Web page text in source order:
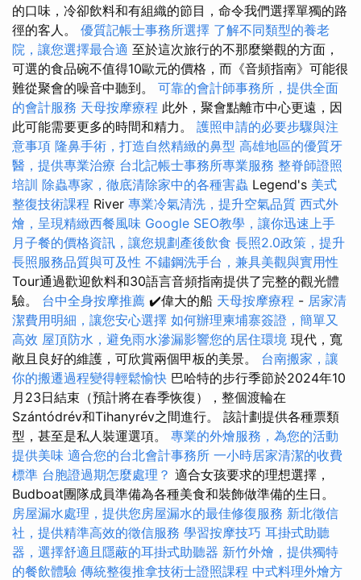
的口味，冷卻飲料和有組織的節目，命令我們選擇單獨的路
徑的客人。 優質記帳士事務所選擇 了解不同類型的養老
院，讓您選擇最合適 至於這次旅行的不那麼樂觀的方面，
可選的食品碗不值得10歐元的價格，而《音頻指南》可能很
難從聚會的噪音中聽到。 可靠的會計師事務所，提供全面
的會計服務 天母按摩療程 此外，聚會點離市中心更遠，因
此可能需要更多的時間和精力。 護照申請的必要步驟與注
意事項 隆鼻手術，打造自然精緻的鼻型 高雄地區的優質牙
醫，提供專業治療 台北記帳士事務所專業服務 整脊師證照
培訓 除蟲專家，徹底清除家中的各種害蟲 Legend's 美式
整復技術課程 River 專業冷氣清洗，提升空氣品質 西式外
燴，呈現精緻西餐風味 Google SEO教學，讓你迅速上手
月子餐的價格資訊，讓您規劃產後飲食 長照2.0政策，提升
長照服務品質與可及性 不鏽鋼洗手台，兼具美觀與實用性
Tour通過歡迎飲料和30語言音頻指南提供了完整的觀光體
驗。 台中全身按摩推薦 ✔️偉大的船 天母按摩療程 - 居家清
潔費用明細，讓您安心選擇 如何辦理柬埔寨簽證，簡單又
高效 屋頂防水，避免雨水滲漏影響您的居住環境 現代，寬
敞且良好的維護，可欣賞兩個甲板的美景。 台南搬家，讓
你的搬遷過程變得輕鬆愉快 巴哈特的步行季節於2024年10
月23日結束（預計將在春季恢復），整個渡輪在
Szántódrév和Tihanyrév之間進行。 該計劃提供各種票類
型，甚至是私人裝運選項。 專業的外燴服務，為您的活動
提供美味 適合您的台北會計事務所 一小時居家清潔的收費
標準 台胞證過期怎麼處理？ 適合女孩要求的理想選擇，
Budboat團隊成員準備為各種美食和裝飾做準備的生日。
房屋漏水處理，提供您房屋漏水的最佳修復服務 新北徵信
社，提供精準高效的徵信服務 學習按摩技巧 耳掛式助聽
器，選擇舒適且隱蔽的耳掛式助聽器 新竹外燴，提供獨特
的餐飲體驗 傳統整復推拿技術士證照課程 中式料理外燴方